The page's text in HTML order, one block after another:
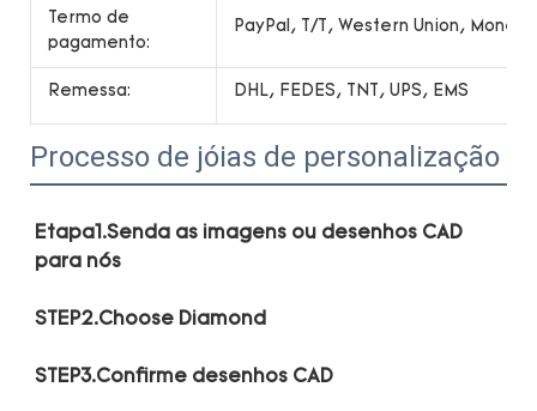
Termo de
pagamento:
PayPal, T/T, Western Union,
Remessa: DHL, FEDES, TNT, UPS, EMS
Processo de jóias de personalização
Etapa1.Senda as imagens ou desenhos CAD